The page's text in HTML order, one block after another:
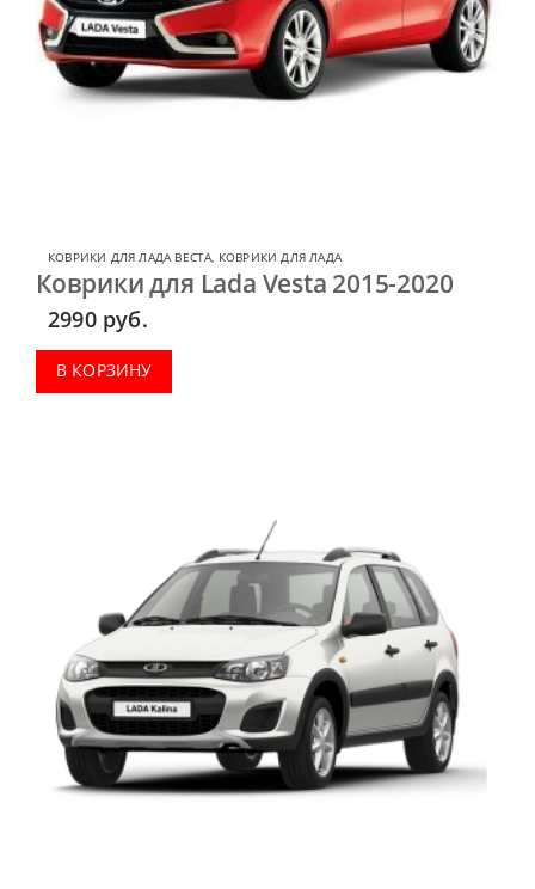
КОВРИКИ ДЛЯ ЛАДА ВЕСТА, КОВРИКИ ДЛЯ ЛАДА
Коврики для Lada Vesta 2015-2020
2990 руб.
В КОРЗИНУ